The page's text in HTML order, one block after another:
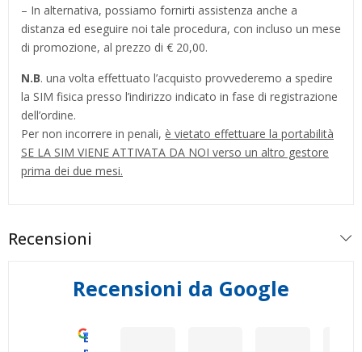
– In alternativa, possiamo fornirti assistenza anche a
distanza ed eseguire noi tale procedura, con incluso un mese
di promozione, al prezzo di € 20,00.
N.B. una volta effettuato l’acquisto provvederemo a spedire
la SIM fisica presso l’indirizzo indicato in fase di registrazione
dell’ordine.
Per non incorrere in penali, è vietato effettuare la portabilità
SE LA SIM VIENE ATTIVATA DA NOI verso un altro gestore
prima dei due mesi.
Recensioni
Recensioni da Google
Eccellente